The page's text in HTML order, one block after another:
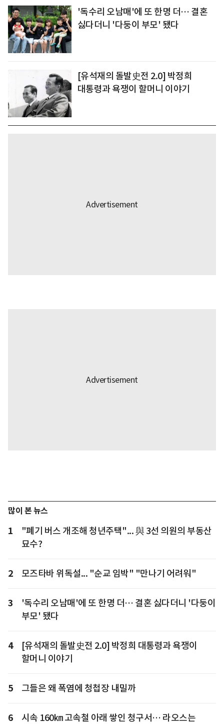
'독수리 오남매'에 또 한명 더… 결혼
싫다더니 '다둥이 부모' 됐다
[유석재의 돌발史전 2.0] 박정희
대통령과 욕쟁이 할머니 이야기
많이 본 뉴스
1
"폐기 버스 개조해 청년주택"... 與 3선 의원의 부동산
묘수?
2 모즈타바 위독설... "순교 임박" "만나기 어려워"
3
'독수리 오남매'에 또 한명 더… 결혼 싫다더니 '다둥이
부모' 됐다
4
[유석재의 돌발史전 2.0] 박정희 대통령과 욕쟁이
할머니 이야기
5 그들은 왜 폭염에 청첩장 내밀까
6
시속 160㎞ 고속철 아래 쌓인 청구서… 라오스는